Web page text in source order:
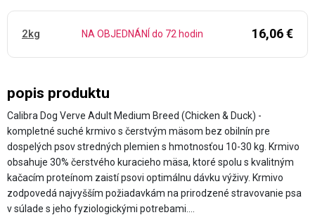
popis produktu
Calibra Dog Verve Adult Medium Breed (Chicken & Duck) -
kompletné suché krmivo s čerstvým mäsom bez obilnín pre
dospelých psov stredných plemien s hmotnosťou 10-30 kg. Krmivo
obsahuje 30% čerstvého kuracieho mäsa, ktoré spolu s kvalitným
kačacím proteínom zaistí psovi optimálnu dávku výživy. Krmivo
zodpovedá najvyšším požiadavkám na prirodzené stravovanie psa
v súlade s jeho fyziologickými potrebami.…
2kg NA OBJEDNÁNÍ do 72 hodin 16,06 €